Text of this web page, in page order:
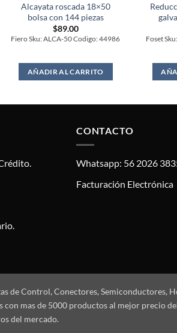
Alcayata roscada 18×50
bolsa con 144 piezas
$89.00
Fiero Sku: ALCA-50 Codigo: 44986
AÑADIR AL CARRITO
Foset
CONTACTO
Whatsapp: 56 2026
Facturación Electrónica
de Control, Conectores, Semiconductores,
mas de 5000 productos al mejor precio
del mercado.